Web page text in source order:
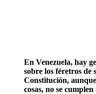
En Venezuela, hay
sobre los féretros de
Constitución,
cosas, no se